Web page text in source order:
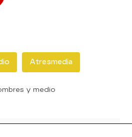
Atresmedia
y medio